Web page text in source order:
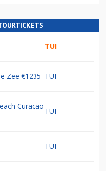
TUI
Zee €1235 TUI
Curacao
TUI
TUI